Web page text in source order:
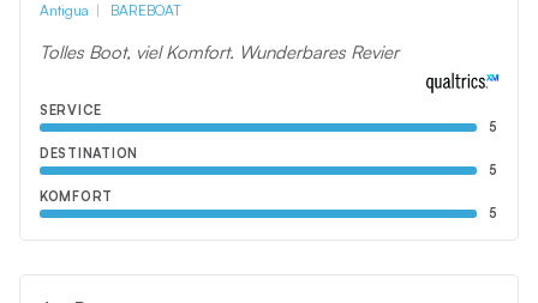
Antigua
BAREBOAT
Tolles Boot, viel Komfort. Wunderbares Revier
SERVICE
5
DESTINATION
5
KOMFORT
5